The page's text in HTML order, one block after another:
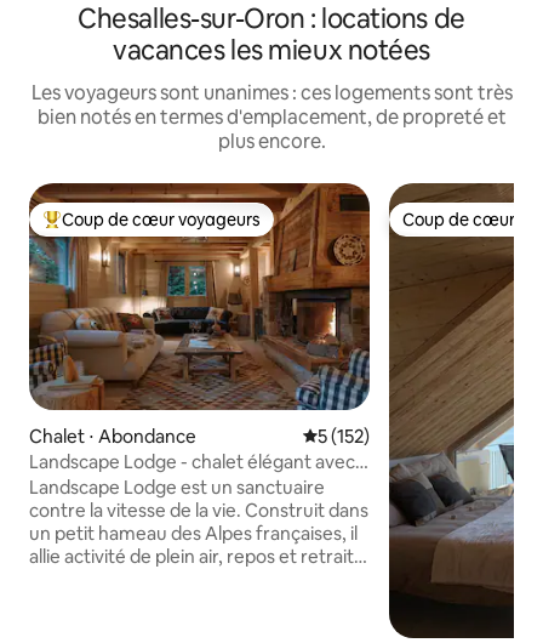
Chesalles-sur-Oron : locations de
vacances les mieux notées
Les voyageurs sont unanimes : ces logements sont très
bien notés en termes d'emplacement, de propreté et
plus encore.
Coups de cœur voyageurs les plus appréciés
Coup de cœur voyageurs
Chalet ⋅ Abondance Évaluation moyenne sur la
5 (152)
Landscape Lodge - chalet élégant avec
vue imprenable
Landscape Lodge est un sanctuaire
contre la vitesse de la vie. Construit dans
un petit hameau des Alpes françaises, il
allie activité de plein air, repos et retraite.
Coup de cœur
Coup de cœur